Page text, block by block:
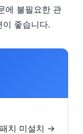
에 불필요한 관
이 좋습니다.
치 미설치 →